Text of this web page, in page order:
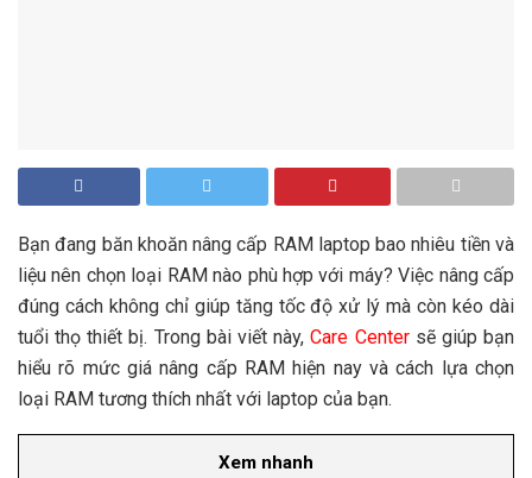
Bạn đang băn khoăn nâng cấp RAM laptop bao nhiêu tiền và
liệu nên chọn loại RAM nào phù hợp với máy? Việc nâng cấp
đúng cách không chỉ giúp tăng tốc độ xử lý mà còn kéo dài
tuổi thọ thiết bị. Trong bài viết này,Care Centersẽ giúp bạn
hiểu rõ mức giá nâng cấp RAM hiện nay và cách lựa chọn
loại RAM tương thích nhất với laptop của bạn.
Xem nhanh